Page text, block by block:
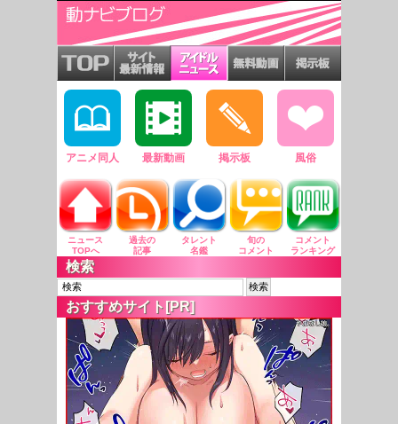
アニメ同人 最新動画 掲示板 風俗
ニュース
TOPへ
過去の
記事
タレント
名鑑
旬の
コメント
コメント
ランキング
検索
おすすめサイト[PR]